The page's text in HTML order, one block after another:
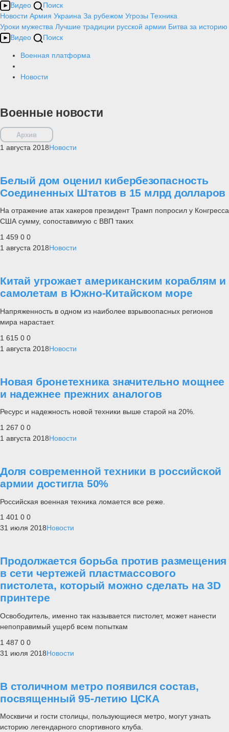
Видео
Поиск
Новости Армия Украина За рубежом Угрозы Техника
Уроки мужества Лучшие традиции русской армии Битва за историю
Видео
Поиск
Военная платформа
Новости
Военные новости
Архив
1 августа 2018Новости
Белый дом оценил кибербезопасность
Соединенных Штатов в 15 млрд долларов
На отражение атак хакеров президент Трамп попросил у Конгресса
США сумму, сопоставимую с ВВП таких
1 459 0 0
1 августа 2018Новости
Китай угрожает американским кораблям и
самолетам в Южно-Китайском море
Напряженность в одном из наиболее взрывоопасных регионов
мира нарастает.
1 615 0 0
1 августа 2018Новости
Новая бронетехника значительно мощнее
и надежнее прежних аналогов
Ресурс и надежность новой техники выше старой на 20%.
1 267 0 0
1 августа 2018Новости
Доля современной техники в российской
армии достигла 50%
Российская военная техника ломается все реже.
1 401 0 0
31 июля 2018Новости
Продолжается борьба против размещения
в сети чертежей пластмассового
пистолета, который можно сделать на 3D
принтере
Освободитель, именно так называется пистолет, может нанести
непоправимый ущерб всем попыткам
1 487 0 0
31 июля 2018Новости
В столичном метро появился состав,
посвященный 95-летию ЦСКА
Москвичи и гости столицы, пользующиеся метро, могут узнать
историю легендарного спортивного клуба.